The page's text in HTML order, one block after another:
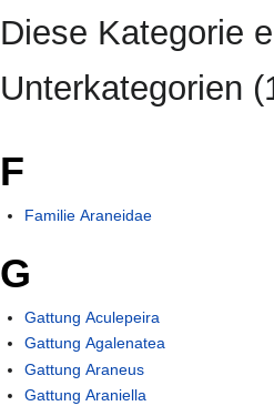
Diese Kategorie
Unterkategorien
F
Familie Araneidae
G
Gattung Aculepeira
Gattung Agalenatea
Gattung Araneus
Gattung Araniella